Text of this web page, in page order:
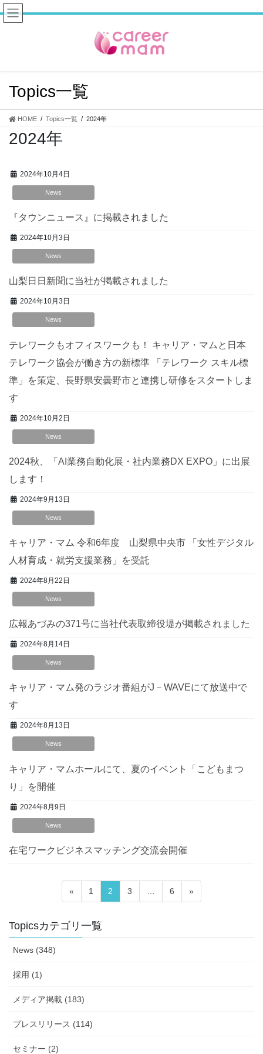
コ
ン
プ
ナ
ビ
動
Topics一覧
HOME Topics一覧 2024年
2024年
2024年10月4日
News
『タウンニュース』に掲載されました
2024年10月3日
News
山梨日日新聞に当社が掲載されました
2024年10月3日
News
テレワークもオフィスワークも！ キャリア・マムと日本
テレワーク協会が働き方の新標準 「テレワーク スキル標
準」を策定、長野県安曇野市と連携し研修をスタートしま
す
2024年10月2日
News
2024秋、「AI業務自動化展・社内業務DX EXPO」に出展
します！
2024年9月13日
News
キャリア・マム 令和6年度 山梨県中央市 「女性デジタル
人材育成・就労支援業務」を受託
2024年8月22日
News
広報あづみの371号に当社代表取締役堤が掲載されました
2024年8月14日
News
キャリア・マム発のラジオ番組がJ－WAVEにて放送中で
す
2024年8月13日
News
キャリア・マムホールにて、夏のイベント「こどもまつ
り」を開催
2024年8月9日
News
在宅ワークビジネスマッチング交流会開催
ナ
ビ
ゲ
ー
ョ
ン
«
固
定
ー
1
固
定
2
固
定
3
固
定
6 »
Topicsカテゴリ一覧
News (348)
採用 (1)
メディア掲載 (183)
プレスリリース (114)
セミナー (2)